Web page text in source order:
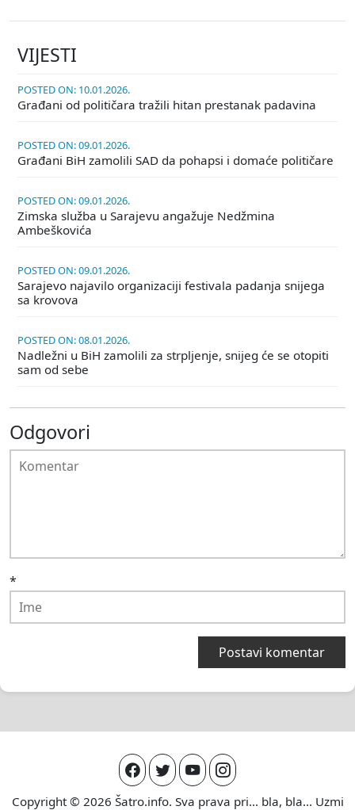
VIJESTI
POSTED ON: 10.01.2026.
Građani od političara tražili hitan prestanak padavina
POSTED ON: 09.01.2026.
Građani BiH zamolili SAD da pohapsi i domaće političare
POSTED ON: 09.01.2026.
Zimska služba u Sarajevu angažuje Nedžmina
Ambeškovića
POSTED ON: 09.01.2026.
Sarajevo najavilo organizaciji festivala padanja snijega
sa krovova
POSTED ON: 08.01.2026.
Nadležni u BiH zamolili za strpljenje, snijeg će se otopiti
sam od sebe
Odgovori
*
Copyright © 2026 Šatro.info. Sva prava pri... bla, bla... Uzmi